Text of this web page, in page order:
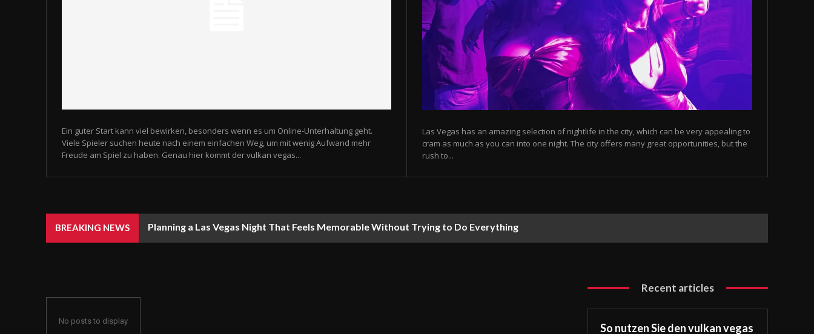
Ein guter Start kann viel bewirken, besonders wenn es um Online-Unterhaltung geht.
Viele Spieler suchen heute nach einem einfachen Weg, um mit wenig Aufwand mehr
Freude am Spiel zu haben. Genau hier kommt der vulkan vegas...
Las Vegas has an amazing selection of nightlife in the city, which can be very appealing to
cram as much as you can into one night. The city offers many great opportunities, but the
rush to...
BREAKING NEWS Planning a Las Vegas Night That Feels Memorable Without Trying to Do Everything
No posts to display
Recent articles
So nutzen Sie den vulkan vegas